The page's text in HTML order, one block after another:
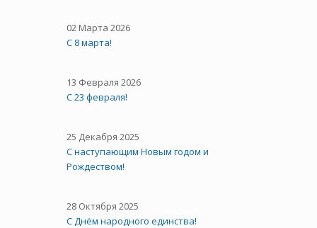
02 Марта 2026
С 8 марта!
13 Февраля 2026
С 23 февраля!
25 Декабря 2025
С наступающим Новым годом и
Рождеством!
28 Октября 2025
C Днём народного единства!